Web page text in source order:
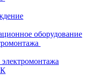
оборудование